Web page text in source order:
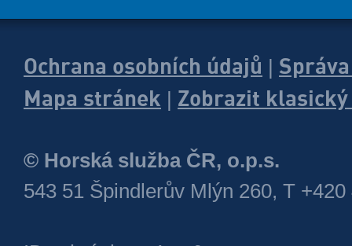
Ochrana osobních údajů
Mapa stránek
Zobrazit
© Horská služba ČR, o.p.s.
543 51 Špindlerův Mlýn 260, T +420